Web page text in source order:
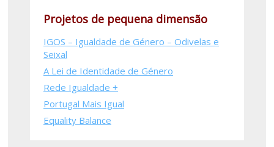
Projetos de pequena dimensão
IGOS – Igualdade de Género – Odivelas e
Seixal
A Lei de Identidade de Género
Rede Igualdade +
Portugal Mais Igual
Equality Balance